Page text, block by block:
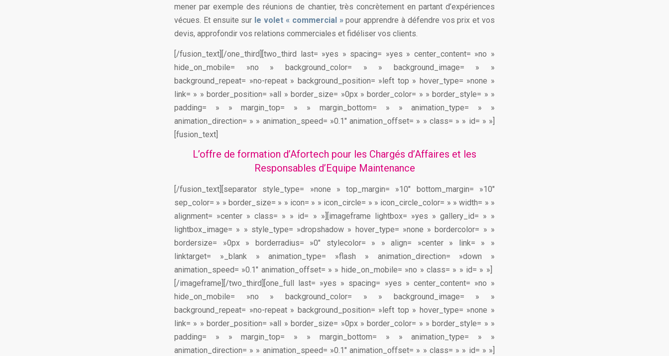
mener par exemple des réunions de chantier, très concrètement en partant d’expériences
vécues. Et ensuite sur le volet « commercial »pour apprendre à défendre vos prix et vos
devis, approfondir vos relations commerciales et fidéliser vos clients.
[/fusion_text][/one_third][two_third last= »yes » spacing= »yes » center_content= »no »
hide_on_mobile= »no » background_color= » » background_image= » »
background_repeat= »no-repeat » background_position= »left top » hover_type= »none »
link= » » border_position= »all » border_size= »0px » border_color= » » border_style= » »
padding= » » margin_top= » » margin_bottom= » » animation_type= » »
animation_direction= » » animation_speed= »0.1″ animation_offset= » » class= » » id= » »]
[fusion_text]
L’offre de formation d’Afortech pour les Chargés d’Affaires et les
Responsables d’Equipe Maintenance
[/fusion_text][separator style_type= »none » top_margin= »10″ bottom_margin= »10″
sep_color= » » border_size= » » icon= » » icon_circle= » » icon_circle_color= » » width= » »
alignment= »center » class= » » id= » »][imageframe lightbox= »yes » gallery_id= » »
lightbox_image= » » style_type= »dropshadow » hover_type= »none » bordercolor= » »
bordersize= »0px » borderradius= »0″ stylecolor= » » align= »center » link= » »
linktarget= »_blank » animation_type= »flash » animation_direction= »down »
animation_speed= »0.1″ animation_offset= » » hide_on_mobile= »no » class= » » id= » »]
[/imageframe][/two_third][one_full last= »yes » spacing= »yes » center_content= »no »
hide_on_mobile= »no » background_color= » » background_image= » »
background_repeat= »no-repeat » background_position= »left top » hover_type= »none »
link= » » border_position= »all » border_size= »0px » border_color= » » border_style= » »
padding= » » margin_top= » » margin_bottom= » » animation_type= » »
animation_direction= » » animation_speed= »0.1″ animation_offset= » » class= » » id= » »]